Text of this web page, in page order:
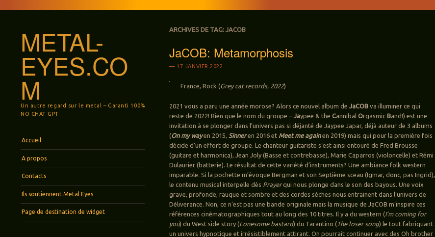
METAL-
EYES.CO
M
Un autre regard sur le metal – Garanti 100%
NO CHAT GPT
Aller au contenu principal
Accueil
A propos
Contacts
Ils soutiennent Metal Eyes
Page de destination de widget
ARCHIVES DE TAG:JACOB
JaCOB: Metamorphosis
17 JANVIER 2022
France, Rock (Grey cat records, 2022)
2021 vous a paru une année morose? Alors ce nouvel album deJaCOB va illuminer ce qui
reste de 2022! Rien que le nom du groupe – Jaypee & theCannibalOrgasmicBand!) est une
invitation à se plonger dans l’univers pas si déjanté de Jaypee Japar, déjà auteur de 3 albums
(On my way en 2015, Sinneren 2016 et Meet me againen 2019) mais qui pour la première fois
décide d’un effort de groupe. Le chanteur guitariste s’est ainsi entouré de Fred Brousse
(guitare et harmonica), Jean Joly (Basse et contrebasse), Marie Caparros (violoncelle) et Rémi
Dulaurier (batterie). Le résultat de cette variété d’instruments? Une ambiance folk western
imparable. Si la pochette m’évoque Bergman et son Septième sceau (Igmar, donc, pas Ingrid),
le contenu musical interpelle dès Prayerqui nous plonge dans le son des bayous. Une voix
grave, profonde, rauque et sombre et des cordes sèches nous entrainent dans l’univers de
Déliverance. Non, ce n’est pas une bande originale mais la musique de JaCOB m’inspire ces
références cinématographiques tout au long des 10 titres. Il y a du western (I’m coming for
you) du West side story (Lonesome bastard) du Tarantino (The loser song) le tout fabriquant
un univers hypnotique et irrésistiblement attirant. On pourrait continuer avec des Oh brother